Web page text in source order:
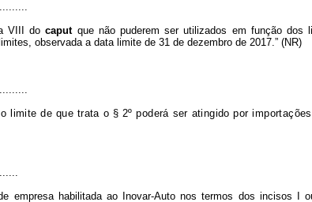
a VIII docaput que não puderem ser utilizados em função dos
observada a data limite de 31 de dezembro de 2017.” (NR)
limite de que trata o § 2º poderá ser atingido por
empresa habilitada ao Inovar-Auto nos termos dos incisos I